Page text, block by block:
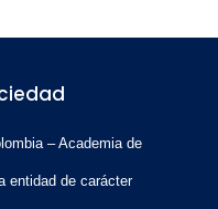
– Academia de
entidad de carácter